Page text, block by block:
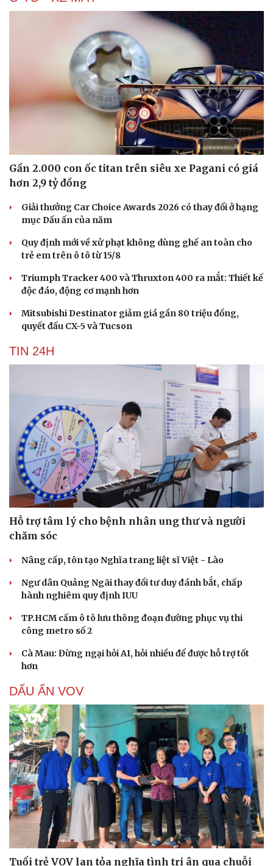
Gần 2.000 con ốc titan trên siêu xe Pagani có giá
hơn 2,9 tỷ đồng
Giải thưởng Car Choice Awards 2026 có thay đổi ở hạng
mục Dấu ấn của năm
Quy định mới về xử phạt không dùng ghế an toàn cho
trẻ em trên ô tô từ 15/8
Triumph Tracker 400 và Thruxton 400 ra mắt: Thiết kế
độc đáo, động cơ mạnh hơn
Mitsubishi Destinator giảm giá gần 80 triệu đồng,
quyết đấu CX-5 và Tucson
TIN 24H
Hỗ trợ tâm lý cho bệnh nhân ung thư và người
chăm sóc
Nâng cấp, tôn tạo Nghĩa trang liệt sĩ Việt - Lào
Ngư dân Quảng Ngãi thay đổi tư duy đánh bắt, chấp
hành nghiêm quy định IUU
TP.HCM cấm ô tô lưu thông đoạn đường phục vụ thi
công metro số 2
Cà Mau: Đừng ngại hỏi AI, hỏi nhiều để được hỗ trợ tốt
hơn
DẤU ẤN VOV
Tuổi trẻ VOV lan tỏa nghĩa tình tri ân qua chuỗi